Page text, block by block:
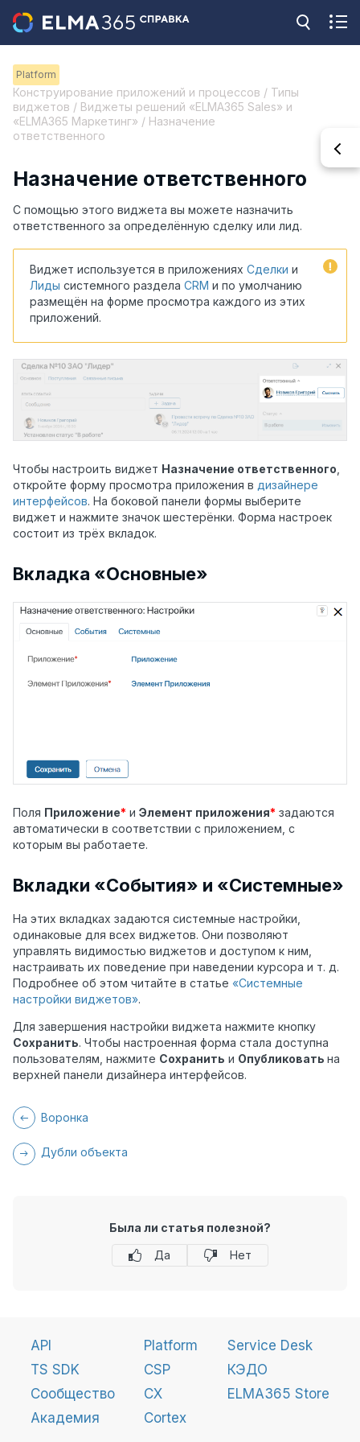
Platform
Конструирование приложений и процессов / Типы
виджетов / Виджеты решений «ELMA365 Sales» и
«ELMA365 Маркетинг» / Назначение
ответственного
Назначение ответственного
С помощью этого виджета вы можете назначить
ответственного за определённую сделку или лид.
Виджет используется в приложениях Сделки и
Лиды системного раздела CRM и по умолчанию
размещён на форме просмотра каждого из этих
приложений.
Чтобы настроить виджет Назначение ответственного
откройте форму просмотра приложения в дизайнере
интерфейсов. На боковой панели формы выберите
виджет и нажмите значок шестерёнки. Форма настроек
состоит из трёх вкладок.
Вкладка «Основные»
Поля Приложение* и Элемент приложения* задаются
автоматически в соответствии с приложением, с
которым вы работаете.
Вкладки «События» и «Системные»
На этих вкладках задаются системные настройки,
одинаковые для всех виджетов. Они позволяют
управлять видимостью виджетов и доступом к ним,
настраивать их поведение при наведении курсора и т. д.
Подробнее об этом читайте в статье «Системные
настройки виджетов».
Для завершения настройки виджета нажмите кнопку
Сохранить. Чтобы настроенная форма стала доступна
пользователям, нажмите Сохранить и Опубликовать на
верхней панели дизайнера интерфейсов.
Воронка
Дубли объекта
Была ли статья полезной?
Да
Нет
API
TS SDK
Сообщество
Академия
Platform
CSP
CX
Cortex
Service Desk
КЭДО
ELMA365 Store